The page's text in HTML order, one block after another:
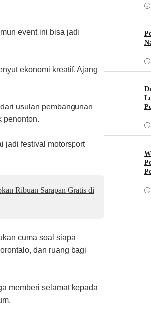
event ini bisa jadi
ekonomi kreatif. Ajang
usulan pembangunan
penonton.
jadi festival motorsport
Ribuan Sarapan Gratis di
cuma soal siapa
dan ruang bagi
memberi selamat kepada